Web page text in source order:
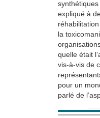
expliqué à
la
quelle était
vis-à-vis de
pour un
parlé de